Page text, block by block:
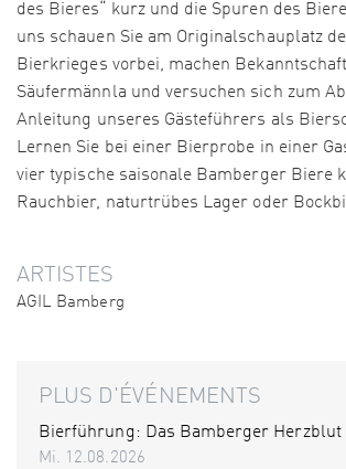
des Bieres“ kurz und die Spuren des
uns schauen Sie am Originalschauplatz
Bierkrieges vorbei, machen
Säufermännla und versuchen sich zum
Anleitung unseres Gästeführers als
Lernen Sie bei einer Bierprobe in einer
vier typische saisonale Bamberger Biere
Rauchbier, naturtrübes Lager oder
ARTISTES
AGIL Bamberg
PLUS D'ÉVÉNEMENTS
Bierführung: Das Bamberger Herzblut
Mi. 12.08.2026